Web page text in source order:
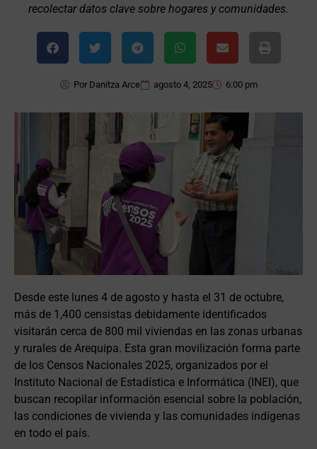
recolectar datos clave sobre hogares y comunidades.
PorDanitza Arce agosto 4, 2025 6:00 pm
Desde este lunes 4 de agosto y hasta el 31 de octubre,
más de 1,400 censistas debidamente identificados
visitarán cerca de 800 mil viviendas en las zonas urbanas
y rurales de Arequipa. Esta gran movilización forma parte
de los Censos Nacionales 2025, organizados por el
Instituto Nacional de Estadística e Informática (INEI), que
buscan recopilar información esencial sobre la población,
las condiciones de vivienda y las comunidades indígenas
en todo el país.